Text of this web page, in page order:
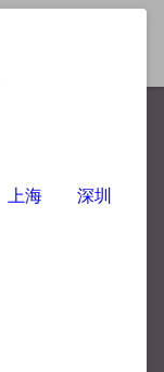
上海
深圳